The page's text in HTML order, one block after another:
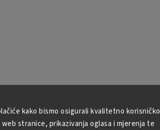
kako bismo osigurali kvalitetno korisničko
stranice, prikazivanja oglasa i mjerenja te